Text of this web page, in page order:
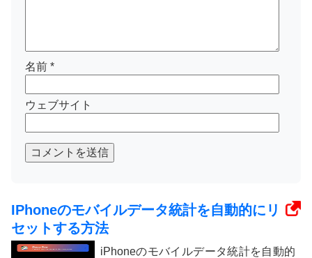
名前 *
ウェブサイト
コメントを送信
IPhoneのモバイルデータ統計を自動的にリ
セットする方法
iPhoneのモバイルデータ統計を自動的